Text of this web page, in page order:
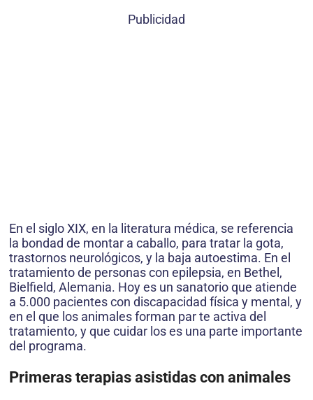
Publicidad
En el siglo XIX, en la literatura médica, se referencia
la bondad de montar a caballo, para tratar la gota,
trastornos neurológicos, y la baja autoestima. En el
tratamiento de personas con epilepsia, en Bethel,
Bielfield, Alemania. Hoy es un sanatorio que atiende
a 5.000 pacientes con discapacidad física y mental, y
en el que los animales forman par te activa del
tratamiento, y que cuidar los es una parte importante
del programa.
Primeras terapias asistidas con animales